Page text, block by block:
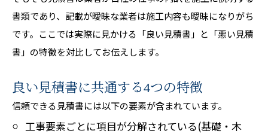
書類であり、記載が曖昧な業者は施工内容も曖昧になりがち
です。ここでは実際に見かける「良い見積書」と「悪い見積
書」の特徴を対比してお伝えします。
良い見積書に共通する4つの特徴
信頼できる見積書には以下の要素が含まれています。
工事要素ごとに項目が分解されている(基礎・木